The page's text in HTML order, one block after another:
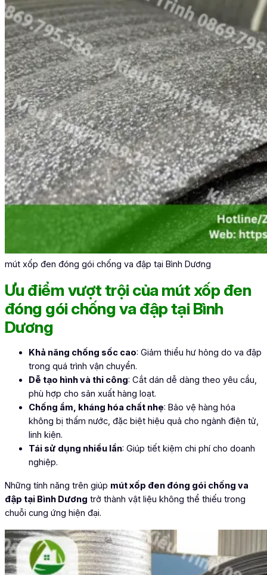
mút xốp đen đóng gói chống va đập tại Bình Dương
Ưu điểm vượt trội của mút xốp đen
đóng gói chống va đập tại Bình
Dương
Khả năng chống sốc cao: Giảm thiểu hư hỏng do va đập
trong quá trình vận chuyển.
Dễ tạo hình và thi công: Cắt dán dễ dàng theo yêu cầu,
phù hợp cho sản xuất hàng loạt.
Chống ẩm, kháng hóa chất nhẹ: Bảo vệ hàng hóa
không bị thấm nước, đặc biệt hiệu quả cho ngành điện tử,
linh kiện.
Tái sử dụng nhiều lần: Giúp tiết kiệm chi phí cho doanh
nghiệp.
Những tính năng trên giúp mút xốp đen đóng gói chống va
đập tại Bình Dương trở thành vật liệu không thể thiếu trong
chuỗi cung ứng hiện đại.